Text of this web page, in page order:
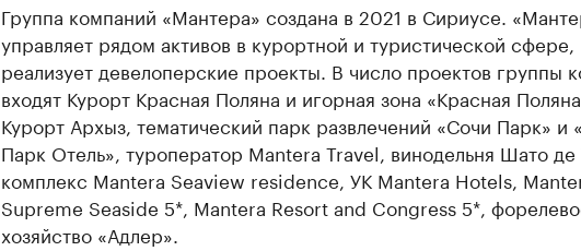
Группа компаний «Мантера» создана в 2021 в Сириусе.
управляет рядом активов в курортной и туристической сфере,
реализует девелоперские проекты. В число проектов группы
входят Курорт Красная Поляна и игорная зона «Красная
Курорт Архыз, тематический парк развлечений «Сочи Парк» и
Парк Отель», туроператор Mantera Travel, винодельня Шато де
комплекс Mantera Seaview residence, УК Mantera Hotels,
Supreme Seaside 5*, Mantera Resort and Congress 5*,
хозяйство «Адлер».